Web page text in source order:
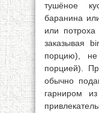
тушёное
баранина
или
заказывая
порцию),
порцией).
обычно
гарниром